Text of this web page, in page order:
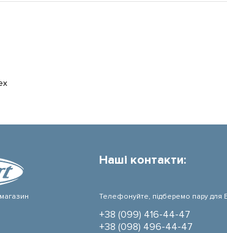
Наші контакти:
Телефонуйте, підберемо пару для
+38 (099) 416-44-47
+38 (098) 496-44-47